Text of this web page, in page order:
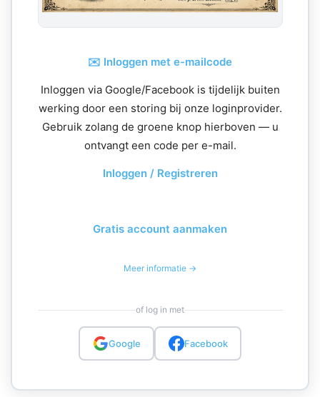
✉️ Inloggen met e-mailcode
Inloggen via Google/Facebook is tijdelijk buiten
werking door een storing bij onze loginprovider.
Gebruik zolang de groene knop hierboven — u
ontvangt een code per e-mail.
Inloggen / Registreren
Gratis account aanmaken
Meer informatie →
of log in met
Google Facebook